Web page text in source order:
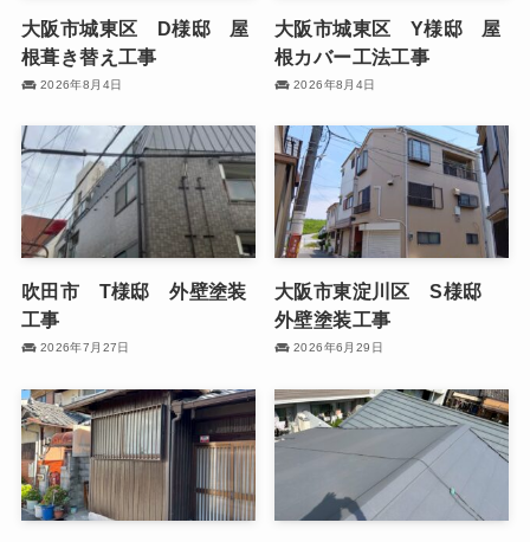
大阪市城東区 D様邸 屋
根葺き替え工事
2026年8月4日
大阪市城東区 Y様邸 屋
根カバー工法工事
2026年8月4日
吹田市 T様邸 外壁塗装
工事
2026年7月27日
大阪市東淀川区 S様邸
外壁塗装工事
2026年6月29日